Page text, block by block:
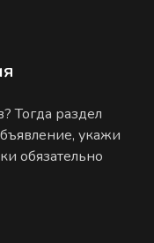
Тогда раздел
укажи
обязательно